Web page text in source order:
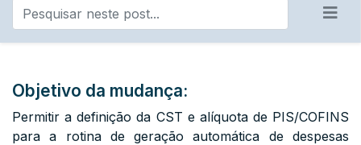
Objetivo da mudança:
Permitir a definição da CST e alíquota de PIS/COFINS
para a rotina de geração automática de despesas